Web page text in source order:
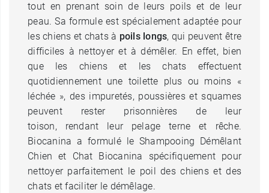
tout en prenant soin de leurs poils et de leur
peau. Sa formule est spécialement adaptée pour
les chiens et chats à poils longs, qui peuvent être
difficiles à nettoyer et à démêler. En effet, bien
que les chiens et les chats effectuent
quotidiennement une toilette plus ou moins «
léchée », des impuretés, poussières et squames
peuvent rester prisonnières de leur
toison, rendant leur pelage terne et rêche.
Biocanina a formulé le Shampooing Démêlant
Chien et Chat Biocanina spécifiquement pour
nettoyer parfaitement le poil des chiens et des
chats et faciliter le démêlage.